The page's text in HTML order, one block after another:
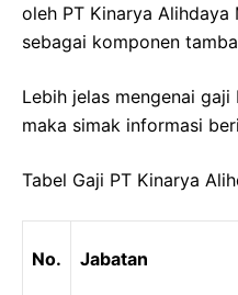
oleh PT Kinarya
sebagai komponen
Lebih jelas mengenai
maka simak informasi
Tabel Gaji PT Kinarya
No. Jabatan